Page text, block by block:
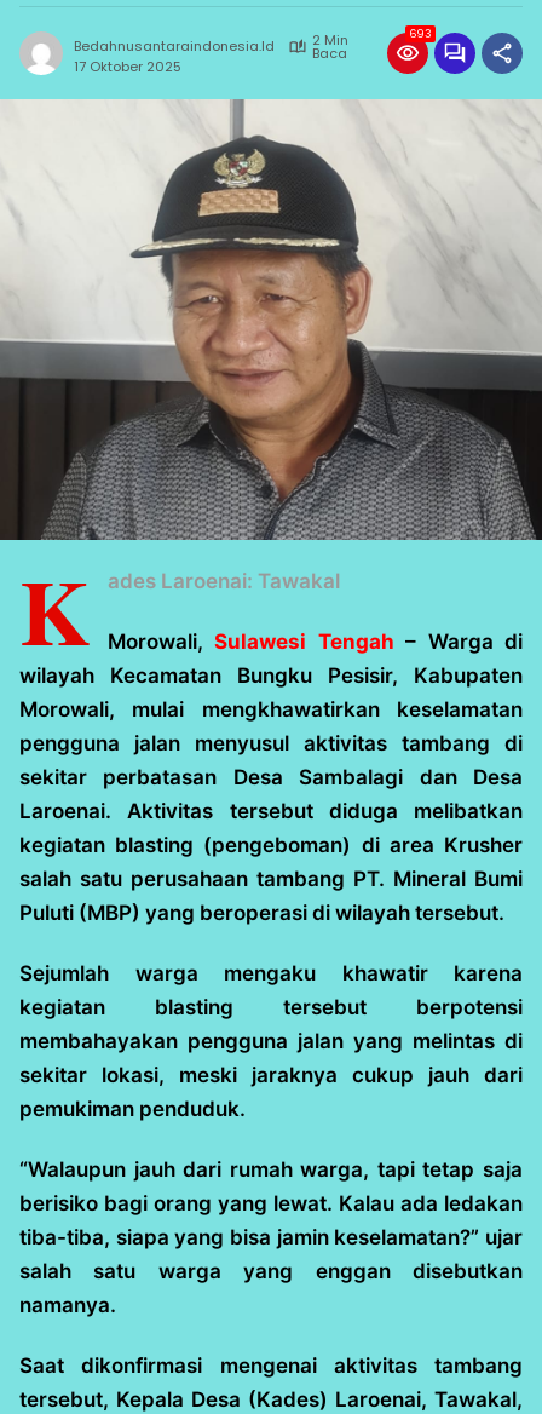
Bedahnusantaraindonesia.id 2 Min
Baca
17 Oktober 2025
693
K ades Laroenai: Tawakal
Morowali,Sulawesi Tengah – Warga di
wilayah Kecamatan Bungku Pesisir, Kabupaten
Morowali, mulai mengkhawatirkan keselamatan
pengguna jalan menyusul aktivitas tambang di
sekitar perbatasan Desa Sambalagi dan Desa
Laroenai. Aktivitas tersebut diduga melibatkan
kegiatan blasting (pengeboman) di area Krusher
salah satu perusahaan tambang PT. Mineral Bumi
Puluti (MBP) yang beroperasi di wilayah tersebut.
Sejumlah warga mengaku khawatir karena
kegiatan blasting tersebut berpotensi
membahayakan pengguna jalan yang melintas di
sekitar lokasi, meski jaraknya cukup jauh dari
pemukiman penduduk.
“Walaupun jauh dari rumah warga, tapi tetap saja
berisiko bagi orang yang lewat. Kalau ada ledakan
tiba-tiba, siapa yang bisa jamin keselamatan?” ujar
salah satu warga yang enggan disebutkan
namanya.
Saat dikonfirmasi mengenai aktivitas tambang
tersebut, Kepala Desa (Kades) Laroenai, Tawakal,